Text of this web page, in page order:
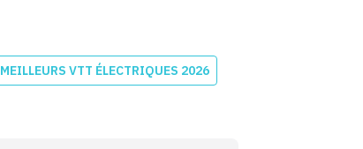
MEILLEURS VTT ÉLECTRIQUES 2026